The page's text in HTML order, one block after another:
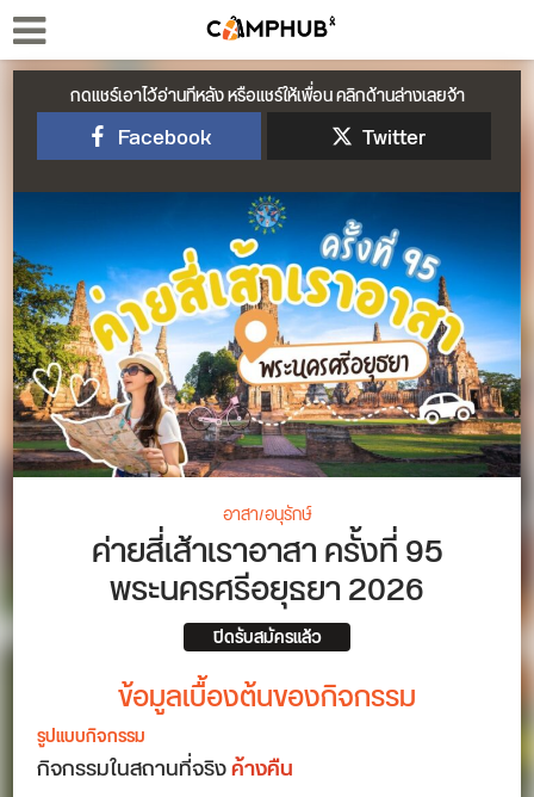
กดแชร์เอาไว้อ่านทีหลัง หรือแชร์ให้เพื่อน คลิกด้านล่างเลยจ้า
Facebook Twitter
อาสา/อนุรักษ์
ค่ายสี่เส้าเราอาสา ครั้งที่ 95
พระนครศรีอยุธยา 2026
ปิดรับสมัครแล้ว
ข้อมูลเบื้องต้นของกิจกรรม
รูปแบบกิจกรรม
กิจกรรมในสถานที่จริงค้างคืน